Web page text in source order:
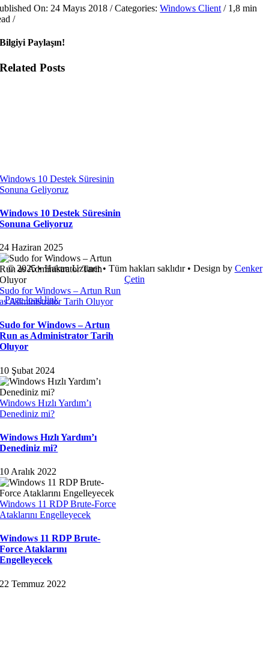
On: 24 Mayıs 2018 /Categories:Windows Client / 1,8 min
/
Bilgiyi Paylaşın!
Related Posts
Windows 10 Destek Süresinin
Sonuna Geliyoruz
Windows 10 Destek Süresinin
Sonuna Geliyoruz
24 Haziran 2025
Sudo for Windows – Artun Run
as Administrator Tarih Oluyor
Sudo for Windows – Artun
Run as Administrator Tarih
Oluyor
10 Şubat 2024
Windows Hızlı Yardım’ı
Denediniz mi?
Windows Hızlı Yardım’ı
Denediniz mi?
10 Aralık 2022
Windows 11 RDP Brute-Force
Ataklarını Engelleyecek
Windows 11 RDP Brute-
Force Ataklarını
Engelleyecek
22 Temmuz 2022
© 2025 • Hakan Uzuner • Tüm hakları saklıdır • Design by Cenker
Çetin
Page load link
Top